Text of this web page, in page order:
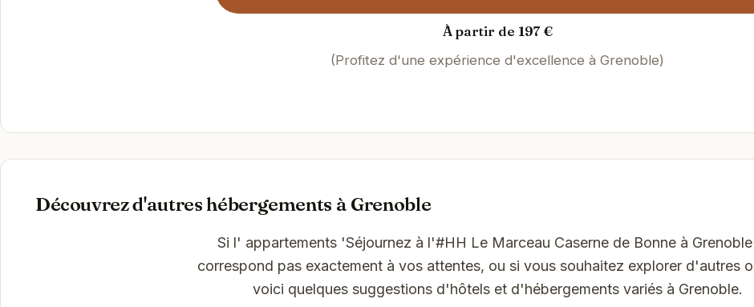
À partir de 197 €
(Profitez d'une expérience d'excellence à Grenoble)
Découvrez d'autres hébergements à Grenoble
Si l' appartements 'Séjournez à l'#HH Le Marceau Caserne de Bonne à
correspond pas exactement à vos attentes, ou si vous souhaitez explorer d'autres
voici quelques suggestions d'hôtels et d'hébergements variés à Grenoble.